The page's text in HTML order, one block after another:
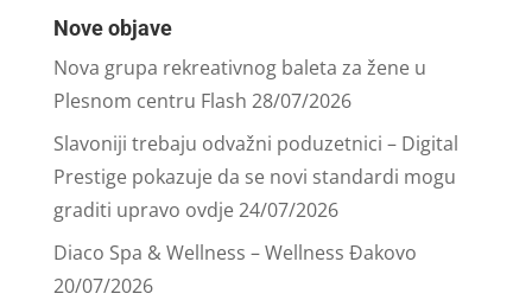
Nove objave
Nova grupa rekreativnog baleta za žene u
Plesnom centru Flash 28/07/2026
Slavoniji trebaju odvažni poduzetnici – Digital
Prestige pokazuje da se novi standardi mogu
graditi upravo ovdje24/07/2026
Diaco Spa & Wellness – Wellness Đakovo
20/07/2026